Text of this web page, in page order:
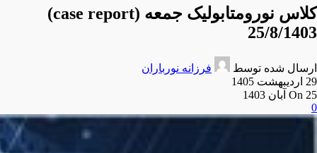
کلاس نورومتابولیک جمعه (case report)
25/8/1403
ارسال شده توسط
فرزانه نورباران
29 اردیبهشت 1405
On 25 آبان 1403
0